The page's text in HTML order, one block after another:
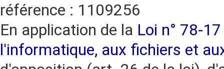
référence : 1109256
En application de la Loi n° 78-
l'informatique, aux fichiers et